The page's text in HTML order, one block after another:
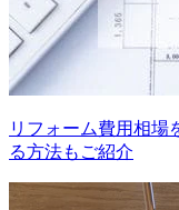
リフォーム費用相場
る方法もご紹介